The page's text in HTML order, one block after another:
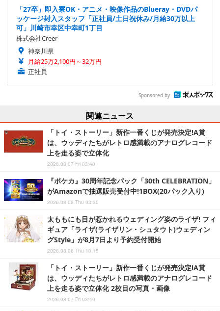
「27卒」即入寮OK・アニメ・映像作品のBlueray・DVDパ
ッケージ封入スタッフ「正社員/土日祝休み/月給30万以上
可」川崎市幸区中幸町1丁目
株式会社Creer
神奈川県
月給25万2,100円～32万円
正社員
Sponsored by
関連ニュース
「トイ・ストーリー」新作一番くじが発売決定!A賞
は、ウッディたちがレトロ感満載のアナログレコード
上を走る姿で立体化
2026.08.07 Fri 03:40
『ポケカ』30周年記念パック「30th CELEBRATION」
がAmazonで抽選販売受付中!1BOX(20パック入り)
2026.08.06 Thu 03:30
太ももにも目が惹かれるウェディング姿のライザ! フィ
ギュア「ライザ(ライザリン・シュタウト)ウェディン
グStyle」が8月7日より予約受付開始
2026.08.06 Thu 10:15
「トイ・ストーリー」新作一番くじが発売決定!A賞
は、ウッディたちがレトロ感満載のアナログレコード
上を走る姿で立体化 2枚目の写真・画像
2026.08.07 Fri 03:40